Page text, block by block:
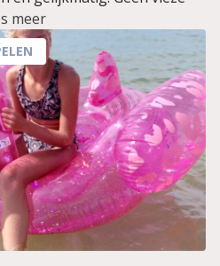
meer